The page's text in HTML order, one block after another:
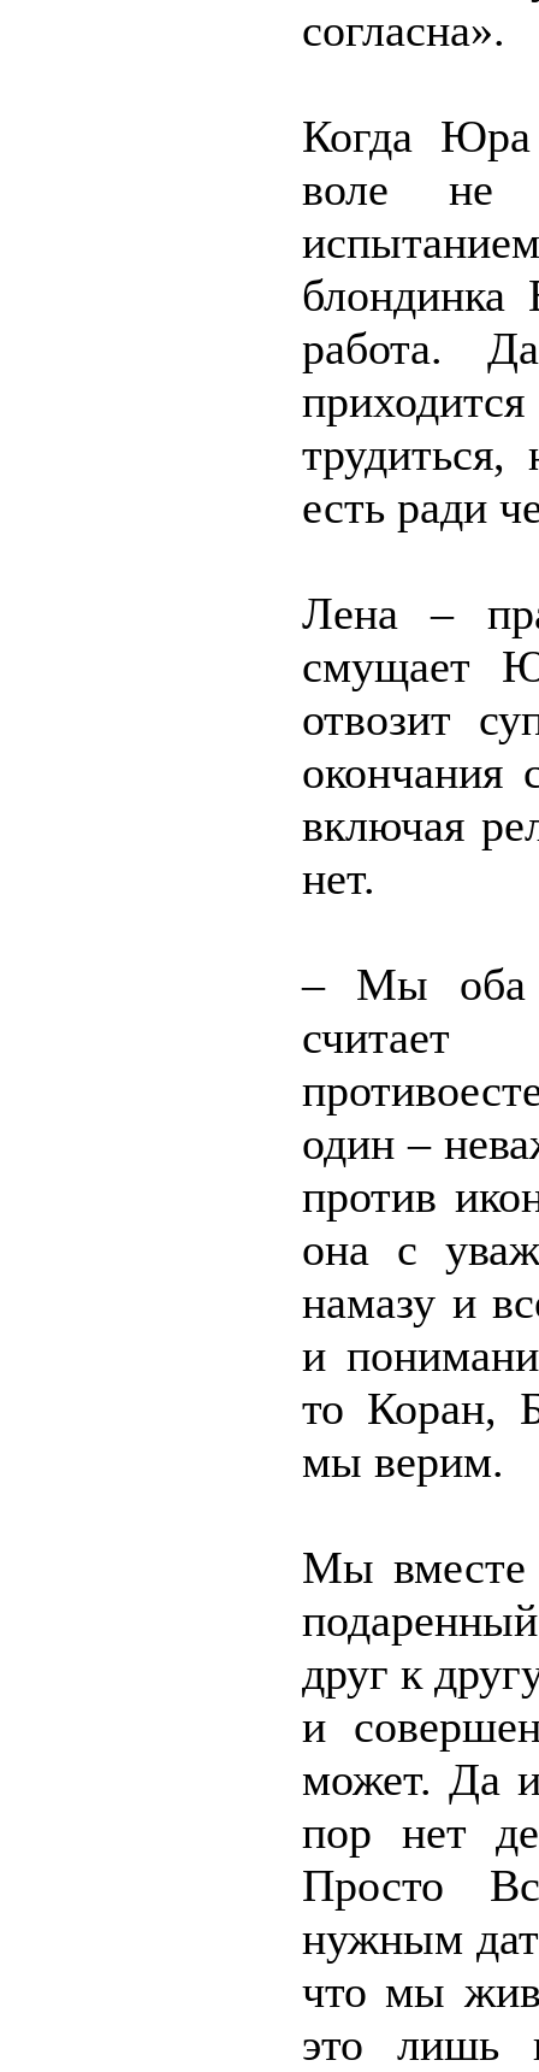
согласна».
Когда
воле не
работа.
есть ради
Лена –
смущает
отвозит
окончания
включая
нет.
– Мы оба
один –
против
она с
намазу и
и
то Коран,
мы верим.
Мы вместе
друг к
и
может. Да
пор нет
Просто
нужным
что мы
это лишь